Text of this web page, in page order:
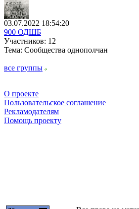
03.07.2022 18:54:20
900 ОДШБ
Участников: 12
Тема: Сообщества однополчан
все группы
О проекте
Пользовательское соглашение
Рекламодателям
Помощь проекту